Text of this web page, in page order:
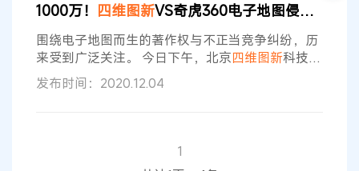
北京知识产权法院迎来了线下公开宣判。 北京知产
法院经审理认为： 一、涉案导航电子地图构成地图
作品 涉案导航电子地图对于地物、地貌
1000万！ 四维图新VS奇虎360电子地图侵权案终审宣判
围绕电子地图而生的著作权与不正当竞争纠纷，历
来受到广泛关注。 今日下午，北京四维图新科技股
份有限公司（下称四维图新
公司（下称奇虎公司）、北京秀友科技有限公司
北京知识产权法院迎来了线下公开宣判。 北京知产
发布时间：2020.12.04
1